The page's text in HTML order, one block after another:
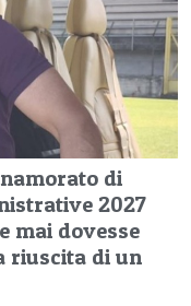
di
2027
mai dovesse
riuscita di un